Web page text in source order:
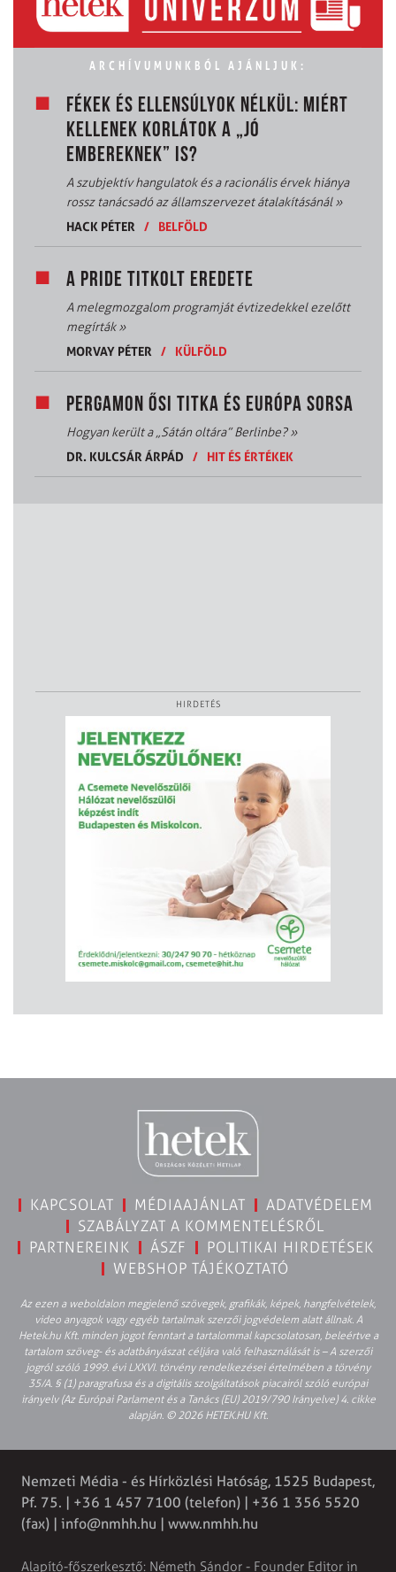
ARCHÍVUMUNKBÓL AJÁNLJUK:
FÉKEK ÉS ELLENSÚLYOK NÉLKÜL: MIÉRT
KELLENEK KORLÁTOK A „JÓ
EMBEREKNEK” IS?
A szubjektív hangulatok és a racionális érvek hiánya
rossz tanácsadó az államszervezet átalakításánál»
HACK PÉTER
/ BELFÖLD
A PRIDE TITKOLT EREDETE
A melegmozgalom programját évtizedekkel ezelőtt
megírták»
MORVAY PÉTER
/ KÜLFÖLD
PERGAMON ŐSI TITKA ÉS EURÓPA SORSA
Hogyan került a „Sátán oltára” Berlinbe?»
DR. KULCSÁR ÁRPÁD
/ HIT ÉS ÉRTÉKEK
HIRDETÉS
KAPCSOLAT MÉDIAAJÁNLAT
ADATVÉDELEM
SZABÁLYZAT A KOMMENTELÉSRŐL
PARTNEREINK
ÁSZF
POLITIKAI HIRDETÉSEK
WEBSHOP TÁJÉKOZTATÓ
Az ezen a weboldalon megjelenő szövegek, grafikák, képek, hangfelvételek,
video anyagok vagy egyéb tartalmak szerzői jogvédelem alatt állnak. A
Hetek.hu Kft. minden jogot fenntart a tartalommal kapcsolatosan, beleértve a
tartalom szöveg- és adatbányászat céljára való felhasználását is – A szerzői
jogról szóló 1999. évi LXXVI. törvény rendelkezései értelmében a törvény
35/A. § (1) paragrafusa és a digitális szolgáltatások piacairól szóló európai
irányelv (Az Európai Parlament és a Tanács (EU) 2019/790 Irányelve) 4. cikke
alapján. © 2026 HETEK.HU Kft.
Nemzeti Média - és Hírközlési Hatóság, 1525 Budapest,
Pf. 75. | +36 1 457 7100 (telefon) | +36 1 356 5520
(fax) | info@nmhh.hu | www.nmhh.hu
Alapító-főszerkesztő: Németh Sándor - Founder Editor in